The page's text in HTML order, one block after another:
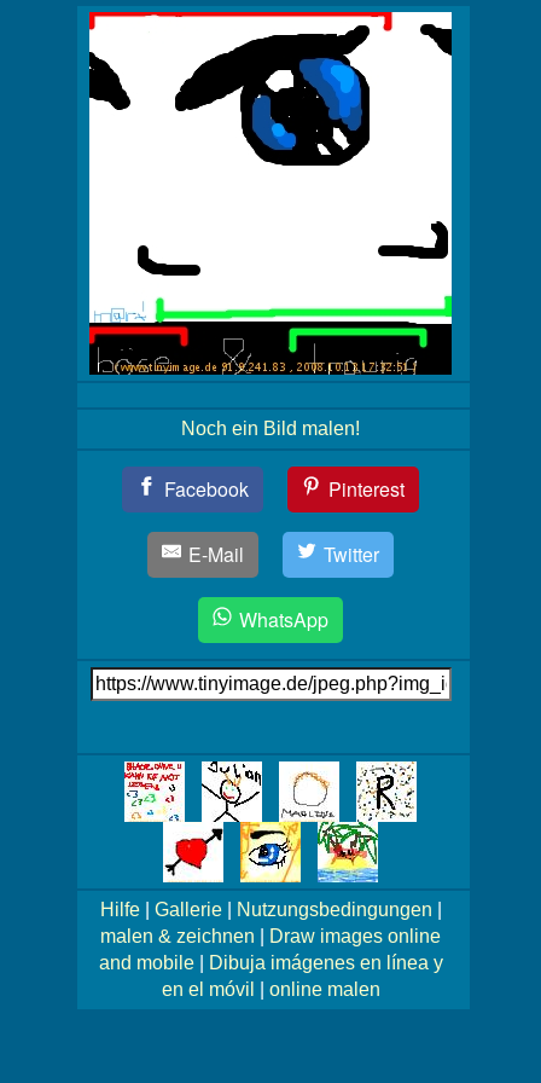
Noch ein Bild malen!
Facebook Pinterest
E-Mail Twitter
WhatsApp
Link
auf's
Mehr
Bilder!
Hilfe| Gallerie| Nutzungsbedingungen
malen & zeichnen
Draw images online
and mobile|
Dibuja imágenes en línea y
en el móvil
online malen